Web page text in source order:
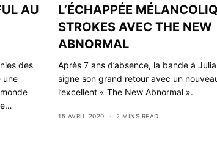
AU
des
une
L’ÉCHAPPÉE
STROKES AVEC THE NEW
ABNORMAL
Après 7 ans d’absence, la bande à
signe son grand retour avec un
l’excellent « The New Abnormal ».
15 AVRIL 2020 2 MINS READ